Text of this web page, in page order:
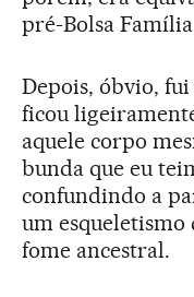
pré-Bolsa
Depois, óbvio,
ficou
aquele corpo
bunda que eu
confundindo a
um esqueletismo
fome ancestral.